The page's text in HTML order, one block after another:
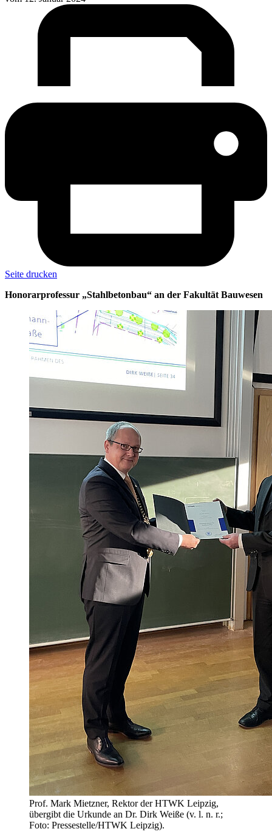
Seite drucken
Honorarprofessur „Stahlbetonbau“ an der Fakultät Bauwesen
Prof. Mark Mietzner, Rektor der HTWK Leipzig,
übergibt die Urkunde an Dr. Dirk Weiße (v. l. n. r.;
Foto: Pressestelle/HTWK Leipzig).